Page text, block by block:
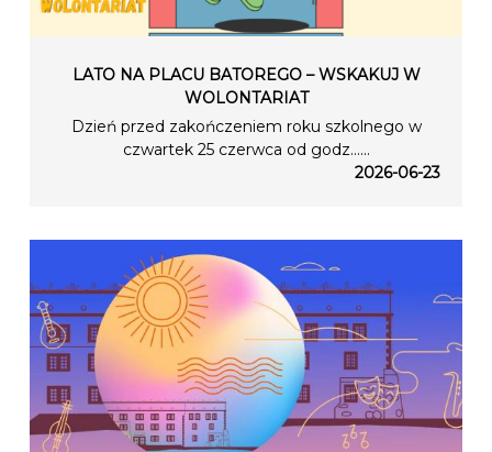
LATO NA PLACU BATOREGO – WSKAKUJ W
WOLONTARIAT
Dzień przed zakończeniem roku szkolnego w
czwartek 25 czerwca od godz…...
2026-06-23